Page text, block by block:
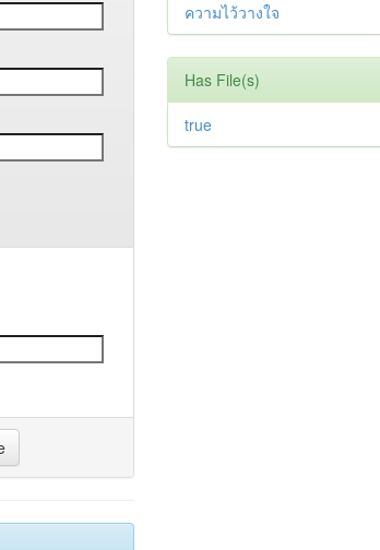
ความไว้วางใจ
Has File(s)
true